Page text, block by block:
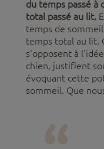
du temps passé à
total passé au lit.
temps de
temps total au lit.
s'opposent à
chien, justifient
évoquant cette
sommeil. Que